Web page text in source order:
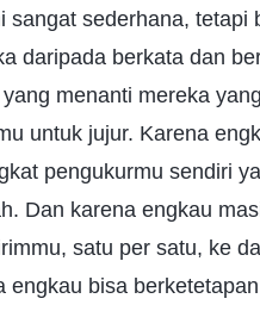
sederhana, tetapi
daripada berkata dan
menanti mereka
untuk jujur. Karena
pengukurmu sendiri
Dan karena engkau
satu per satu, ke
bisa